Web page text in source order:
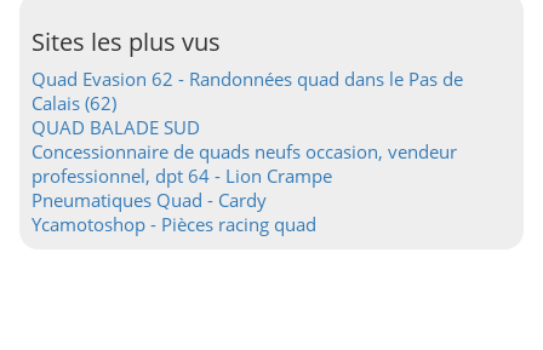
Sites les plus vus
Quad Evasion 62 - Randonnées quad dans le Pas de
Calais (62)
QUAD BALADE SUD
Concessionnaire de quads neufs occasion, vendeur
professionnel, dpt 64 - Lion Crampe
Pneumatiques Quad - Cardy
Ycamotoshop - Pièces racing quad